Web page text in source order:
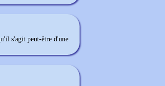
s'agit peut-être d'une